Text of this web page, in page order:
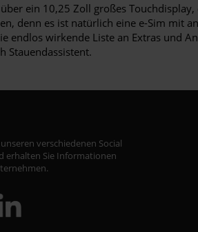
ein 10,25 Zoll großes
denn es ist natürlich eine e-Sim mit
wirkende Liste an Extras und
Stauendassistent.
verschiedenen Social
erhalten Sie Informationen